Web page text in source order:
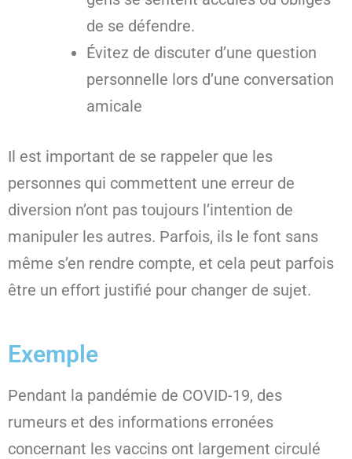
de se défendre.
Évitez de discuter d’une question
personnelle lors d’une conversation
amicale
Il est important de se rappeler que les
personnes qui commettent une erreur de
diversion n’ont pas toujours l’intention de
manipuler les autres. Parfois, ils le font sans
même s’en rendre compte, et cela peut parfois
être un effort justifié pour changer de sujet.
Exemple
Pendant la pandémie de COVID-19, des
rumeurs et des informations erronées
concernant les vaccins ont largement circulé